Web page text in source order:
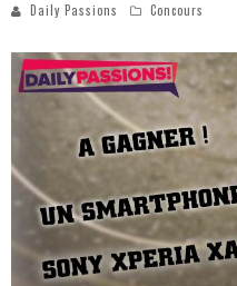
Star Fox
Daily Passions Concours